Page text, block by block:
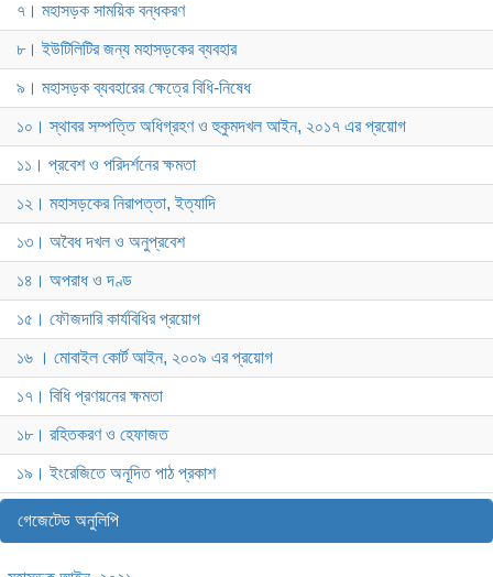
৭। মহাসড়ক সাময়িক বন্ধকরণ
৮। ইউটিলিটির জন্য মহাসড়কের ব্যবহার
৯। মহাসড়ক ব্যবহারের ক্ষেত্রে বিধি-নিষেধ
১০। স্থাবর সম্পত্তি অধিগ্রহণ ও হুকুমদখল আইন, ২০১৭ এর প্রয়োগ
১১। প্রবেশ ও পরিদর্শনের ক্ষমতা
১২। মহাসড়কের নিরাপত্তা, ইত্যাদি
১৩। অবৈধ দখল ও অনুপ্রবেশ
১৪। অপরাধ ও দণ্ড
১৫। ফৌজদারি কার্যবিধির প্রয়োগ
১৬ । মোবাইল কোর্ট আইন, ২০০৯ এর প্রয়োগ
১৭। বিধি প্রণয়নের ক্ষমতা
১৮। রহিতকরণ ও হেফাজত
১৯। ইংরেজিতে অনূদিত পাঠ প্রকাশ
গেজেটেড অনুলিপি